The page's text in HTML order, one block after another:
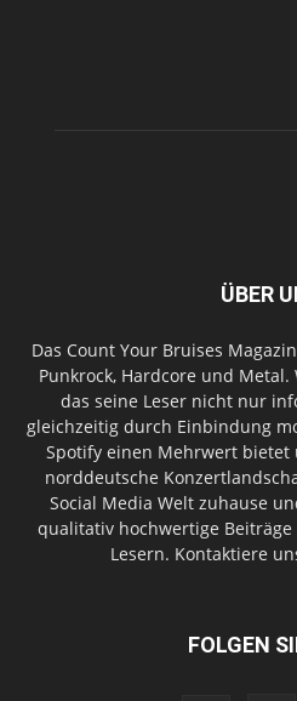
ÜBER
Das Count Your Bruises
Punkrock, Hardcore und
das seine Leser nicht nur
gleichzeitig durch Einbindung
Spotify einen Mehrwert
norddeutsche
Social Media Welt zuhause
qualitativ hochwertige
Lesern. Kontaktiere
FOLGEN